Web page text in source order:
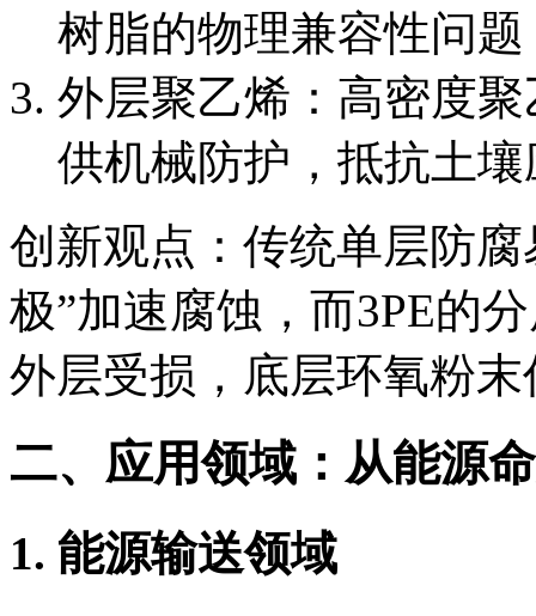
树脂的物理兼容性问题
外层聚乙烯：高密度
供机械防护，抵抗土
创新观点：传统单层防
极”加速腐蚀，而3PE的
外层受损，底层环氧粉
二、应用领域：从能源
1. 能源输送领域